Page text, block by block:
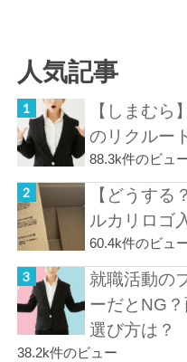
人気記事
【しまむら
のリクルー
88.3k件のビュ
【どうする
ルカリロゴ
60.4k件のビュ
就職活動の
ーだとNG
選び方は？
38.2k件のビュー